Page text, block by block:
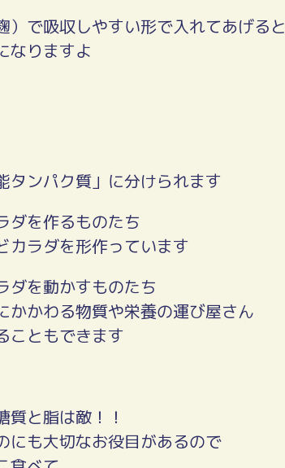
）で吸収しやすい形で入れてあげる
なりますよ
タンパク質」に分けられます
ダを作るものたち
カラダを形作っています
を動かすものたち
かかわる物質や栄養の運び屋さん
こともできます
と脂は敵！！
にも大切なお役目があるので